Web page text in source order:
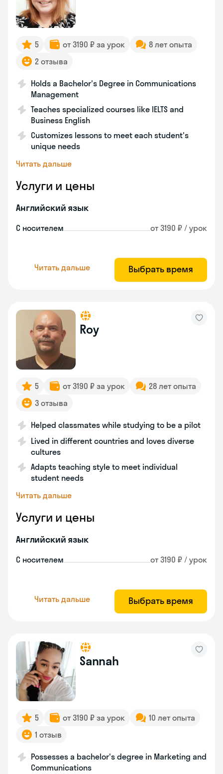
5 от 3190 ₽ за урок
8 лет опыта
2 отзыва
Holds a Bachelor's Degree in Communications
Management
Teaches specialized courses like IELTS and
Business English
Customizes lessons to meet each student's
unique needs
Читать дальше
Услуги и цены
Английский язык
С носителем от 3190 ₽ / урок
Читать дальше Выбрать время
Roy
5 от 3190 ₽ за урок
28 лет опыта
3 отзыва
Helped classmates while studying to be a pilot
Lived in different countries and loves diverse
cultures
Adapts teaching style to meet individual
student needs
Читать дальше
Услуги и цены
Английский язык
С носителем от 3190 ₽ / урок
Читать дальше Выбрать время
Sannah
5 от 3190 ₽ за урок
10 лет опыта
1 отзыв
Possesses a bachelor's degree in Marketing and
Communications